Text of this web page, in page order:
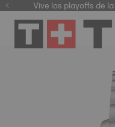
Vive los playoffs de